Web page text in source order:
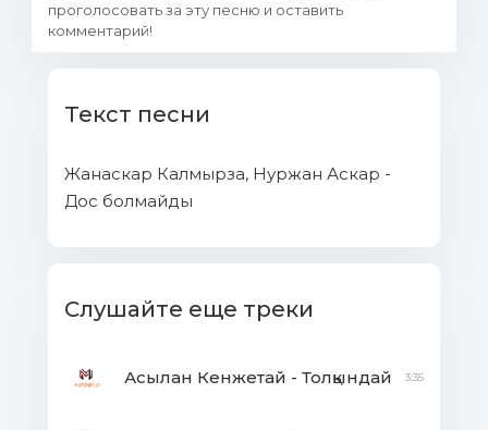
проголосовать за эту песню и оставить
комментарий!
Текст песни
Жанаскар Калмырза, Нуржан Аскар -
Дос болмайды
Слушайте еще треки
Асылан Кенжетай - Толқындай 3:35